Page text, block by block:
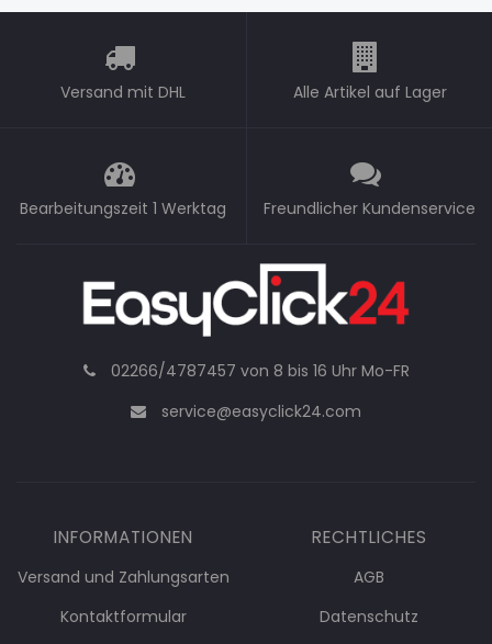
Versand mit DHL Alle Artikel auf Lager
Bearbeitungszeit 1 Werktag Freundlicher Kundenservice
02266/4787457 von 8 bis 16 Uhr Mo-FR
service@easyclick24.com
INFORMATIONEN
Versand und Zahlungsarten
Kontaktformular
RECHTLICHES
AGB
Datenschutz